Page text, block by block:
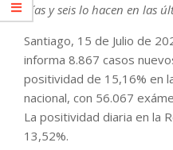
días y seis lo hacen en las
Santiago, 15 de Julio de
informa 8.867 casos
positividad de 15,16% en
nacional, con 56.067
La positividad diaria en la
13,52%.